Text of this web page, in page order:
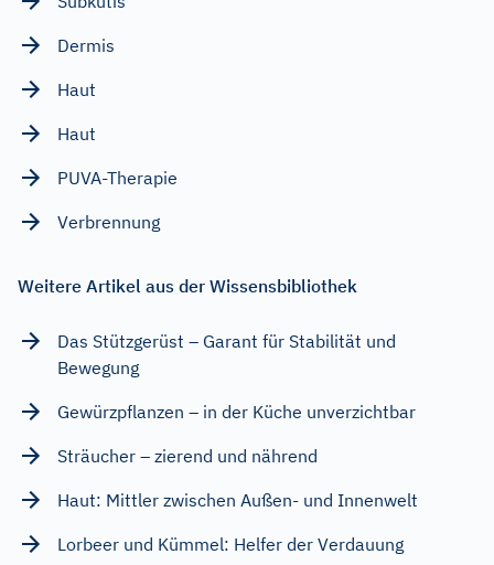
Dermis
Haut
Haut
PUVA-Therapie
Verbrennung
Weitere Artikel aus der Wissensbibliothek
Das Stützgerüst – Garant für Stabilität und
Bewegung
Gewürzpflanzen – in der Küche unverzichtbar
Sträucher – zierend und nährend
Haut: Mittler zwischen Außen- und Innenwelt
Lorbeer und Kümmel: Helfer der Verdauung